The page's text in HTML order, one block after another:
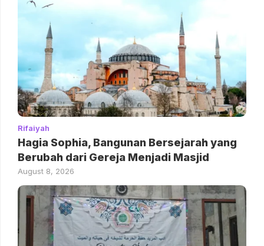
Rifaiyah
Hagia Sophia, Bangunan Bersejarah yang
Berubah dari Gereja Menjadi Masjid
August 8, 2026